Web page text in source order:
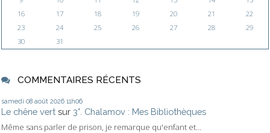
16
17 18 19 20 21
22
23
24 25 26 27 28
29
30
31
COMMENTAIRES RÉCENTS
samedi 08 août 2026 11h06
Le chêne vert sur 3°. Chalamov : Mes Bibliothèques
Même sans parler de prison, je remarque qu'enfant et...